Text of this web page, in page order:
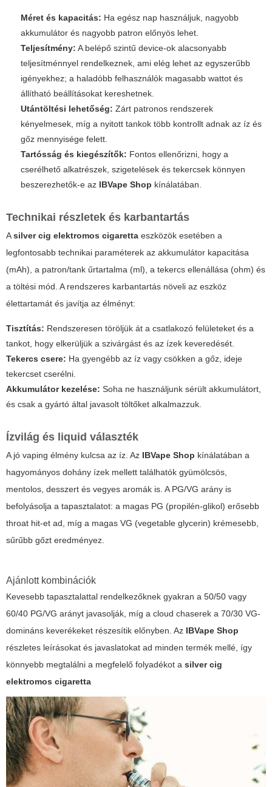
Méret és kapacitás: Ha egész nap használjuk, nagyobb
akkumulátor és nagyobb patron előnyös lehet.
Teljesítmény: A belépő szintű device-ok alacsonyabb
teljesítménnyel rendelkeznek, ami elég lehet az egyszerűbb
igényekhez; a haladóbb felhasználók magasabb wattot és
állítható beállításokat kereshetnek.
Utántöltési lehetőség: Zárt patronos rendszerek
kényelmesek, míg a nyitott tankok több kontrollt adnak az íz és
gőz mennyisége felett.
Tartósság és kiegészítők: Fontos ellenőrizni, hogy a
cserélhető alkatrészek, szigetelések és tekercsek könnyen
beszerezhetők-e az IBVape Shop kínálatában.
Technikai részletek és karbantartás
Asilver cig elektromos cigaretta eszközök esetében a
legfontosabb technikai paraméterek az akkumulátor kapacitása
(mAh), a patron/tank űrtartalma (ml), a tekercs ellenállása (ohm) és
a töltési mód. A rendszeres karbantartás növeli az eszköz
élettartamát és javítja az élményt:
Tisztítás: Rendszeresen töröljük át a csatlakozó felületeket és a
tankot, hogy elkerüljük a szivárgást és az ízek keveredését.
Tekercs csere: Ha gyengébb az íz vagy csökken a gőz, ideje
tekercset cserélni.
Akkumulátor kezelése: Soha ne használjunk sérült akkumulátort,
és csak a gyártó által javasolt töltőket alkalmazzuk.
Ízvilág és liquid választék
A jó vaping élmény kulcsa az íz. Az IBVape Shop kínálatában a
hagyományos dohány ízek mellett találhatók gyümölcsös,
mentolos, desszert és vegyes aromák is. A PG/VG arány is
befolyásolja a tapasztalatot: a magas PG (propilén-glikol) erősebb
throat hit-et ad, míg a magas VG (vegetable glycerin) krémesebb,
sűrűbb gőzt eredményez.
Ajánlott kombinációk
Kevesebb tapasztalattal rendelkezőknek gyakran a 50/50 vagy
60/40 PG/VG arányt javasolják, míg a cloud chaserek a 70/30 VG-
domináns keverékeket részesítik előnyben. Az IBVape Shop
részletes leírásokat és javaslatokat ad minden termék mellé, így
könnyebb megtalálni a megfelelő folyadékot a silver cig
elektromos cigaretta